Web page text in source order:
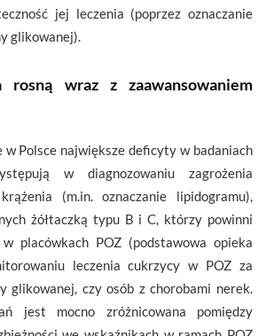
jej leczenia (poprzez oznaczanie
glikowanej).
rosną wraz z zaawansowaniem
w Polsce największe deficyty w badaniach
w diagnozowaniu zagrożenia
(m.in. oznaczanie lipidogramu),
żółtaczką typu B i C, którzy powinni
placówkach POZ (podstawowa opieka
leczenia cukrzycy w POZ za
glikowanej, czy osób z chorobami nerek.
jest mocno zróżnicowana pomiędzy